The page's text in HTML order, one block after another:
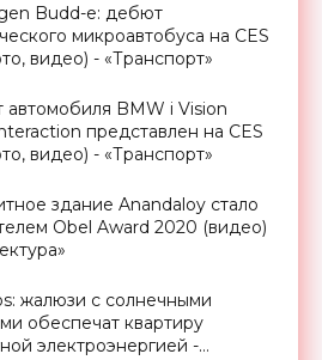
Budd-e: дебют
микроавтобуса на CES
видео) - «Транспорт»
автомобиля BMW i Vision
представлен на CES
видео) - «Транспорт»
здание Anandaloy стало
Obel Award 2020 (видео)
жалюзи с солнечными
обеспечат квартиру
электроэнергией -